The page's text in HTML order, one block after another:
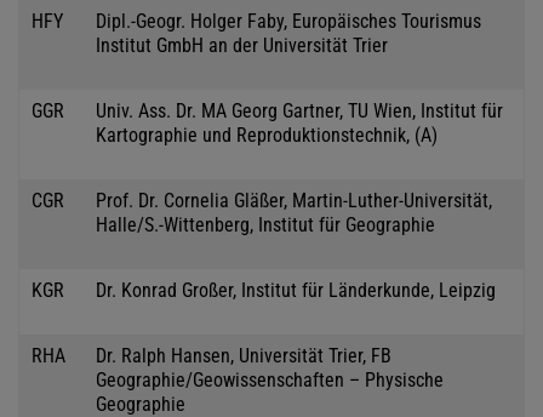
HFY
Dipl.-Geogr. Holger Faby, Europäisches Tourismus
Institut GmbH an der Universität Trier
GGR
Univ. Ass. Dr. MA Georg Gartner, TU Wien, Institut für
Kartographie und Reproduktionstechnik, (A)
CGR
Prof. Dr. Cornelia Gläßer, Martin-Luther-Universität,
Halle/S.-Wittenberg, Institut für Geographie
KGR Dr. Konrad Großer, Institut für Länderkunde, Leipzig
RHA
Dr. Ralph Hansen, Universität Trier, FB
Geographie/Geowissenschaften – Physische
Geographie